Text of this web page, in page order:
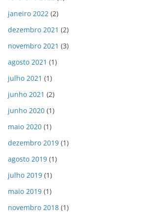
janeiro 2022 (2)
dezembro 2021 (2)
novembro 2021 (3)
agosto 2021 (1)
julho 2021 (1)
junho 2021 (2)
junho 2020 (1)
maio 2020 (1)
dezembro 2019 (1)
agosto 2019 (1)
julho 2019 (1)
maio 2019 (1)
novembro 2018 (1)